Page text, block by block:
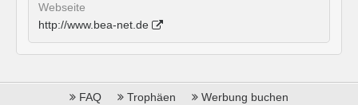
Webseite
http://www.bea-net.de
FAQ Trophäen Werbung buchen